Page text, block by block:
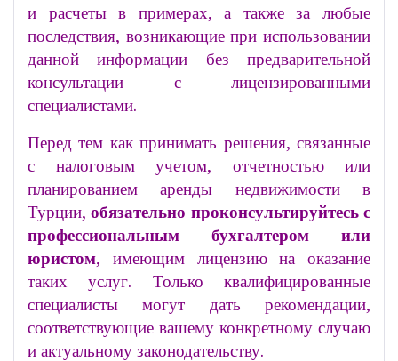
и расчеты в примерах, а также за любые
последствия, возникающие при использовании
данной информации без предварительной
консультации с лицензированными
специалистами.
Перед тем как принимать решения, связанные
с налоговым учетом, отчетностью или
планированием аренды недвижимости в
Турции,обязательно проконсультируйтесь с
профессиональным бухгалтером или
юристом, имеющим лицензию на оказание
таких услуг. Только квалифицированные
специалисты могут дать рекомендации,
соответствующие вашему конкретному случаю
и актуальному законодательству.